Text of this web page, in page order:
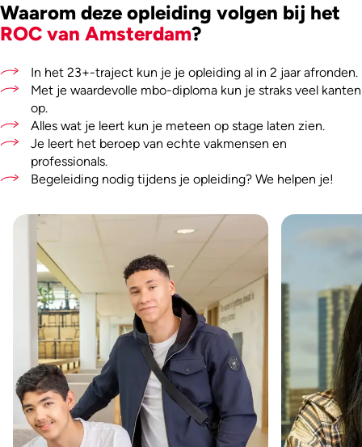
Waarom deze opleiding volgen bij het
ROC van Amsterdam?
In het 23+-traject kun je je opleiding al in 2 jaar afronden.
Met je waardevolle mbo-diploma kun je straks veel kanten
op.
Alles wat je leert kun je meteen op stage laten zien.
Je leert het beroep van echte vakmensen en
professionals.
Begeleiding nodig tijdens je opleiding? We helpen je!